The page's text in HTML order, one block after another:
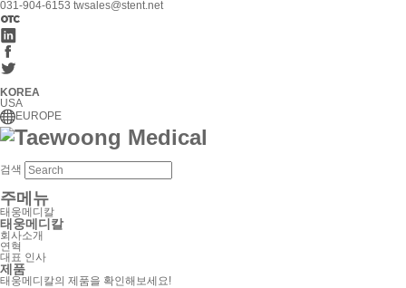
031-904-6153 twsales@stent.net
KOREA
USA
EUROPE
검색
주메뉴
태웅메디칼
태웅메디칼
회사소개
연혁
대표 인사
제품
태웅메디칼의 제품을 확인해보세요!